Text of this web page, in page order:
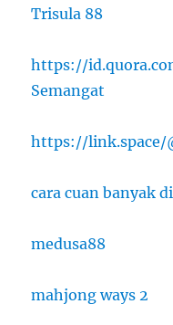
Trisula 88
https://
Semangat
https://link.space/
cara cuan banyak
medusa88
mahjong ways 2